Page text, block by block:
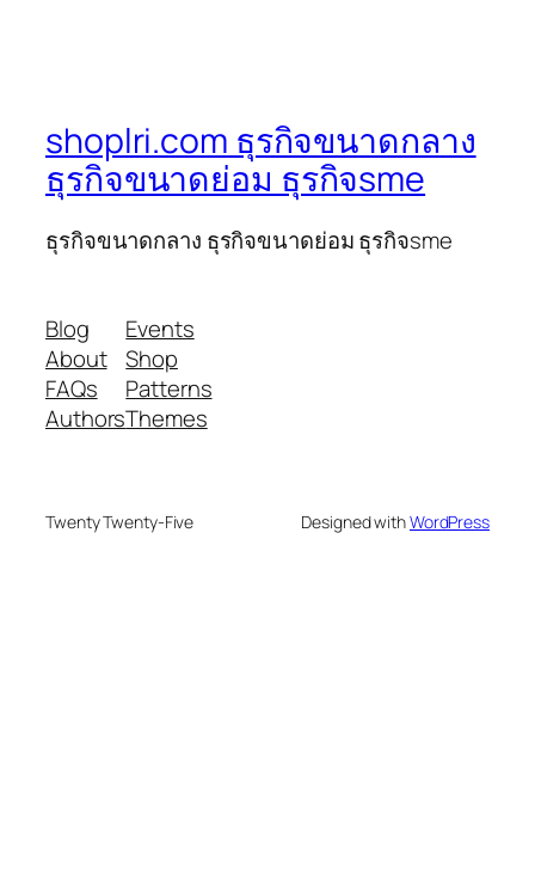
shoplri.com ธุรกิจขนาดกลาง
ธุรกิจขนาดย่อม ธุรกิจsme
ธุรกิจขนาดกลาง ธุรกิจขนาดย่อม ธุรกิจsme
Blog
About
FAQs
Authors
Events
Shop
Patterns
Themes
Twenty Twenty-Five Designed withWordPress